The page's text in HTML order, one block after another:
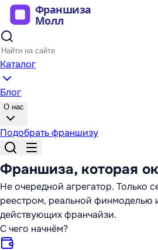
Каталог
Блог
О нас
Подобрать франшизу
Франшиза, которая
Не очередной агрегатор. Только
реестром, реальной финмоделью
действующих франчайзи.
С чего начнём?